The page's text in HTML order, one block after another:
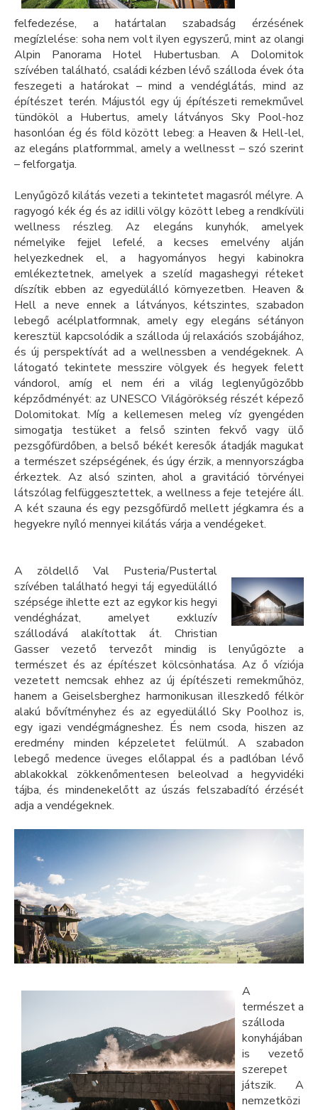
felfedezése, a határtalan szabadság érzésének
megízlelése: soha nem volt ilyen egyszerű, mint az olangi
Alpin Panorama Hotel Hubertusban. A Dolomitok
szívében található, családi kézben lévő szálloda évek óta
feszegeti a határokat – mind a vendéglátás, mind az
építészet terén. Májustól egy új építészeti remekművel
tündököl a Hubertus, amely látványos Sky Pool-hoz
hasonlóan ég és föld között lebeg: a Heaven & Hell-lel,
az elegáns platformmal, amely a wellnesst – szó szerint
– felforgatja.
Lenyűgöző kilátás vezeti a tekintetet magasról mélyre. A
ragyogó kék ég és az idilli völgy között lebeg a rendkívüli
wellness részleg. Az elegáns kunyhók, amelyek
némelyike fejjel lefelé, a kecses emelvény alján
helyezkednek el, a hagyományos hegyi kabinokra
emlékeztetnek, amelyek a szelíd magashegyi réteket
díszítik ebben az egyedülálló környezetben. Heaven &
Hell a neve ennek a látványos, kétszintes, szabadon
lebegő acélplatformnak, amely egy elegáns sétányon
keresztül kapcsolódik a szálloda új relaxációs szobájához,
és új perspektívát ad a wellnessben a vendégeknek. A
látogató tekintete messzire völgyek és hegyek felett
vándorol, amíg el nem éri a világ leglenyűgözőbb
képződményét: az UNESCO Világörökség részét képező
Dolomitokat. Míg a kellemesen meleg víz gyengéden
simogatja testüket a felső szinten fekvő vagy ülő
pezsgőfürdőben, a belső békét keresők átadják magukat
a természet szépségének, és úgy érzik, a mennyországba
érkeztek. Az alsó szinten, ahol a gravitáció törvényei
látszólag felfüggesztettek, a wellness a feje tetejére áll.
A két szauna és egy pezsgőfürdő mellett jégkamra és a
hegyekre nyíló mennyei kilátás várja a vendégeket.
A zöldellő Val Pusteria/Pustertal
szívében található hegyi táj egyedülálló
szépsége ihlette ezt az egykor kis hegyi
vendégházat, amelyet exkluzív
szállodává alakítottak át. Christian
Gasser vezető tervezőt mindig is lenyűgözte a
természet és az építészet kölcsönhatása. Az ő víziója
vezetett nemcsak ehhez az új építészeti remekműhöz,
hanem a Geiselsberghez harmonikusan illeszkedő félkör
alakú bővítményhez és az egyedülálló Sky Poolhoz is,
egy igazi vendégmágneshez. És nem csoda, hiszen az
eredmény minden képzeletet felülmúl. A szabadon
lebegő medence üveges előlappal és a padlóban lévő
ablakokkal zökkenőmentesen beleolvad a hegyvidéki
tájba, és mindenekelőtt az úszás felszabadító érzését
adja a vendégeknek.
A
természet a
szálloda
konyhájában
is vezető
szerepet
játszik. A
nemzetközi